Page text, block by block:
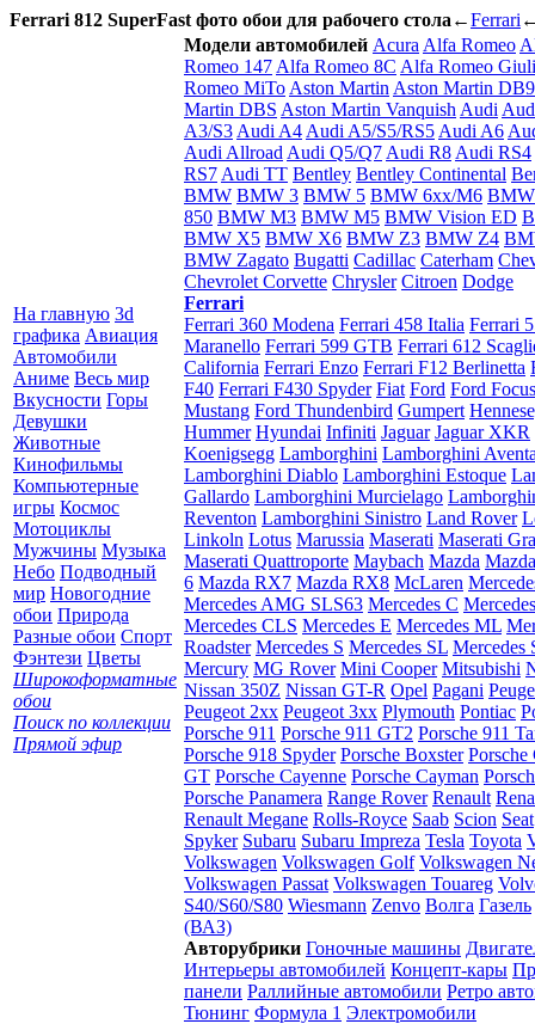
Ferrari 812 SuperFast фото обои для рабочего стола ←Ferrari
На главную 3d
графика Авиация
Автомобили
Аниме Весь мир
Вкусности Горы
Девушки
Животные
Кинофильмы
Компьютерные
игры Космос
Мотоциклы
Мужчины Музыка
Небо Подводный
мир Новогодние
обои Природа
Разные обои Спорт
Фэнтези Цветы
Широкоформатные
обои
Поиск по коллекции
Прямой эфир
Модели автомобилей Acura Alfa Romeo
Romeo 147 Alfa Romeo 8C Alfa Romeo
Romeo MiTo Aston Martin Aston Martin DB9
Martin DBS Aston Martin Vanquish Audi
A3/S3 Audi A4 Audi A5/S5/RS5 Audi A6
Audi Allroad Audi Q5/Q7 Audi R8 Audi RS4
RS7 Audi TT Bentley Bentley Continental
BMW BMW 3 BMW 5 BMW 6xx/M6
850 BMW M3 BMW M5 BMW Vision ED
BMW X5 BMW X6 BMW Z3 BMW Z4
BMW Zagato Bugatti Cadillac Caterham
Chevrolet Corvette Chrysler Citroen Dodge
Ferrari
Ferrari 360 Modena Ferrari 458 Italia Ferrari
Maranello Ferrari 599 GTB Ferrari 612
California Ferrari Enzo Ferrari F12 Berlinetta
F40 Ferrari F430 Spyder Fiat Ford Ford Focus
Mustang Ford Thundenbird Gumpert
Hummer Hyundai Infiniti Jaguar Jaguar XKR
Koenigsegg Lamborghini Lamborghini
Lamborghini Diablo Lamborghini Estoque
Gallardo Lamborghini Murcielago
Reventon Lamborghini Sinistro Land Rover
Linkoln Lotus Marussia Maserati Maserati
Maserati Quattroporte Maybach Mazda
6 Mazda RX7 Mazda RX8 McLaren
Mercedes AMG SLS63 Mercedes C
Mercedes CLS Mercedes E Mercedes ML
Roadster Mercedes S Mercedes SL Mercedes
Mercury MG Rover Mini Cooper Mitsubishi
Nissan 350Z Nissan GT-R Opel Pagani
Peugeot 2xx Peugeot 3xx Plymouth Pontiac
Porsche 911 Porsche 911 GT2 Porsche 911
Porsche 918 Spyder Porsche Boxster Porsche
GT Porsche Cayenne Porsche Cayman
Porsche Panamera Range Rover Renault
Renault Megane Rolls-Royce Saab Scion Seat
Spyker Subaru Subaru Impreza Tesla Toyota
Volkswagen Volkswagen Golf Volkswagen
Volkswagen Passat Volkswagen Touareg
S40/S60/S80 Wiesmann Zenvo Волга Газель
(ВАЗ)
Авторубрики Гоночные машины
Интерьеры автомобилей Концепт-кары
панели Раллийные автомобили Ретро
Тюнинг Формула 1 Электромобили